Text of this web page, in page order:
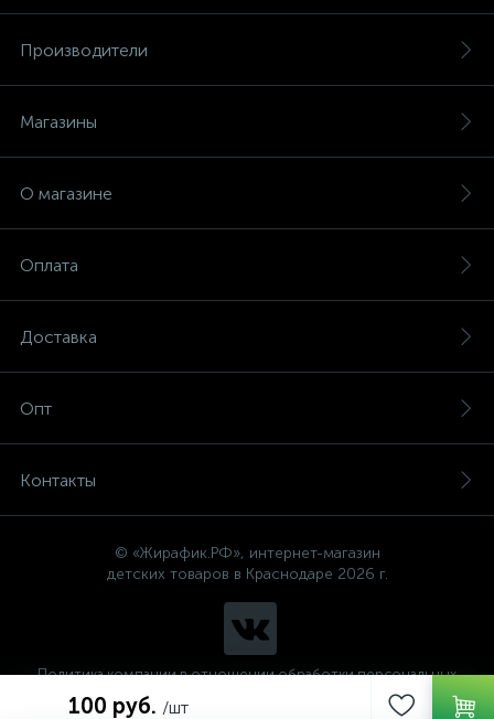
100 руб. /шт
Производители
Магазины
О магазине
Оплата
Доставка
Опт
Контакты
© «Жирафик.РФ», интернет-магазин
детских товаров в Краснодаре 2026 г.
Политика компании в отношении обработки персональных